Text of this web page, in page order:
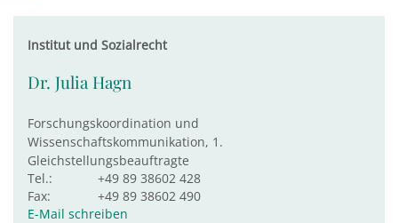
Institut und Sozialrecht
Dr. Julia Hagn
Forschungskoordination und
Wissenschaftskommunikation, 1.
Gleichstellungsbeauftragte
Tel.:
+49 89 38602 428
Fax:
+49 89 38602 490
E-Mail schreiben